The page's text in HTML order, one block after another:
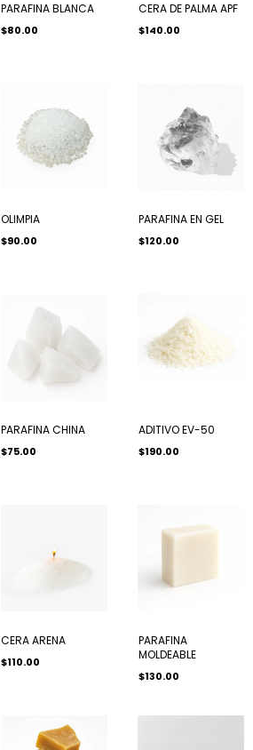
PARAFINA BLANCA
$80.00
CERA DE PALMA APF
$140.00
OLIMPIA
$90.00
PARAFINA EN GEL
$120.00
PARAFINA CHINA
$75.00
ADITIVO EV-50
$190.00
CERA ARENA
$110.00
PARAFINA
MOLDEABLE
$130.00